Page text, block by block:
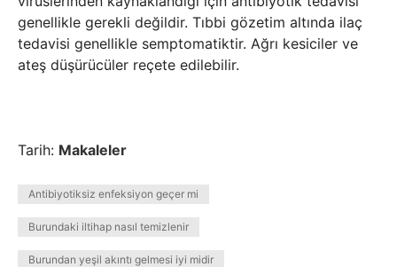
genellikle gerekli değildir. Tıbbi gözetim altında ilaç
tedavisi genellikle semptomatiktir. Ağrı kesiciler ve
ateş düşürücüler reçete edilebilir.
Tarih: Makaleler
Antibiyotiksiz enfeksiyon geçer mi
Burundaki iltihap nasıl temizlenir
Burundan yeşil akıntı gelmesi iyi midir